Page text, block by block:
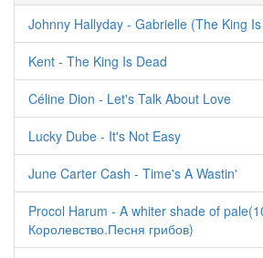
Johnny Hallyday - Gabrielle (The King
Kent - The King Is Dead
Céline Dion - Let's Talk About Love
Lucky Dube - It's Not Easy
June Carter Cash - Time's A Wastin'
Procol Harum - A whiter shade of
Королевство.Песня грибов)